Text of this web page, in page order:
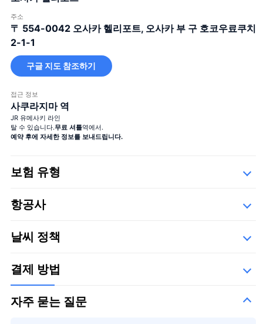
큰 꽃다발
큰 꽃다발
시즌의 꽃다발
주소
〒 554-0042 오사카 헬리포트, 오사카 부 구 호코우료쿠치
2-1-1
구글 지도 참조하기
접근 정보
사쿠라지마 역
JR 유메사키 라인
탈 수 있습니다.무료 셔틀역에서.
예약 후에 자세한 정보를 보내드립니다.
보험 유형
항공사
오가와 항공
날씨 정책
결제 방법
자주 묻는 질문